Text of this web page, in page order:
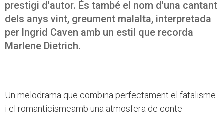
prestigi d'autor. És també el nom d'una cantant
dels anys vint, greument malalta, interpretada
per lngrid Caven amb un estil que recorda
Marlene Dietrich.
Un melodrama que combina perfectament el fatalisme
i el romanticismeamb una atmosfera de conte